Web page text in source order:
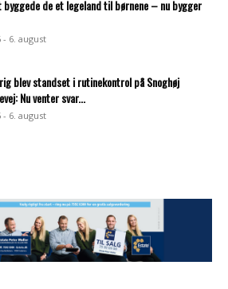
byggede de et legeland til børnene – nu bygger
- 6. august
blev standset i rutinekontrol på Snoghøj
Nu venter svar...
- 6. august